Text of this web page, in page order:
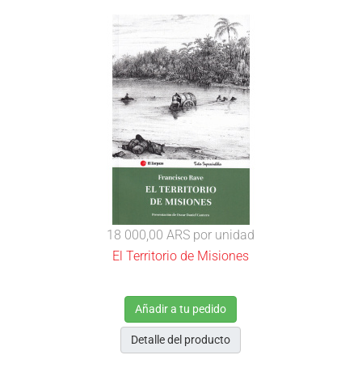
18 000,00 ARS por unidad
El Territorio de Misiones
Añadir a tu pedido
Detalle del producto